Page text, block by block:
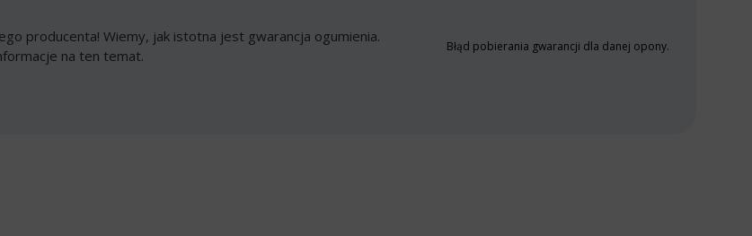
producenta! Wiemy, jak istotna jest gwarancja ogumienia.
na ten temat.
Błąd pobierania gwarancji dla danej opony.